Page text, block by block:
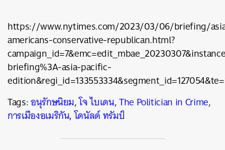
https://www.nytimes.com/2023/03/06/briefing/
americans-conservative-republican.html?
briefing%3A-asia-pacific-
Tags:อนุรักษนิยม,โจ ไบเดน,The Politician in Crime,
การเมืองอเมริกัน,โดนัลด์ ทรัมป์